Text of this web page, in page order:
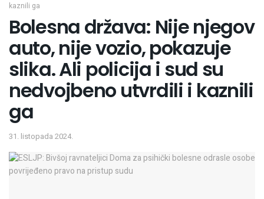
kaznili ga
Bolesna država: Nije njegov
auto, nije vozio, pokazuje
slika. Ali policija i sud su
nedvojbeno utvrdili i kaznili
ga
31. listopada 2024.